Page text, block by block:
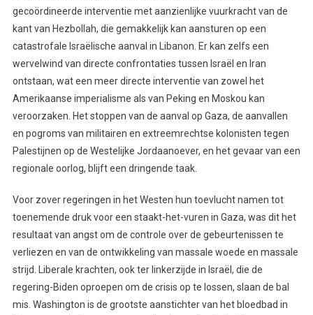
gecoördineerde interventie met aanzienlijke vuurkracht van de
kant van Hezbollah, die gemakkelijk kan aansturen op een
catastrofale Israëlische aanval in Libanon. Er kan zelfs een
wervelwind van directe confrontaties tussen Israël en Iran
ontstaan, wat een meer directe interventie van zowel het
Amerikaanse imperialisme als van Peking en Moskou kan
veroorzaken. Het stoppen van de aanval op Gaza, de aanvallen
en pogroms van militairen en extreemrechtse kolonisten tegen
Palestijnen op de Westelijke Jordaanoever, en het gevaar van een
regionale oorlog, blijft een dringende taak.
Voor zover regeringen in het Westen hun toevlucht namen tot
toenemende druk voor een staakt-het-vuren in Gaza, was dit het
resultaat van angst om de controle over de gebeurtenissen te
verliezen en van de ontwikkeling van massale woede en massale
strijd. Liberale krachten, ook ter linkerzijde in Israël, die de
regering-Biden oproepen om de crisis op te lossen, slaan de bal
mis. Washington is de grootste aanstichter van het bloedbad in